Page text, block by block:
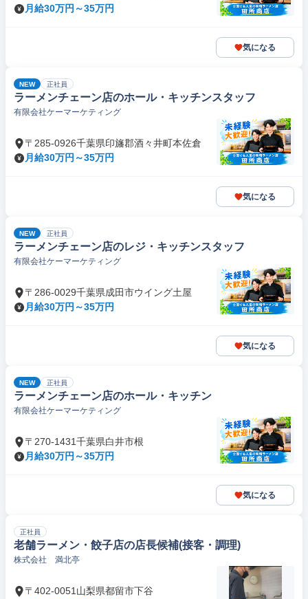
月給30万円～35万円
気になる
NEW 正社員
ラーメンチェーン店のホール・キッチンスタッフ
有限会社ケーマーケティング
〒285-0926千葉県印旛郡酒々井町本佐倉
月給30万円～35万円
気になる
NEW 正社員
ラーメンチェーン店のレジ・キッチンスタッフ
有限会社ケーマーケティング
〒286-0029千葉県成田市ウイング土屋
月給30万円～35万円
気になる
NEW 正社員
ラーメンチェーン店のホール・キッチン
有限会社ケーマーケティング
〒270-1431千葉県白井市根
月給30万円～35万円
気になる
正社員
老舗ラーメン・餃子店の店長候補(接客・調理)
株式会社 満北亭
〒402-0051山梨県都留市下谷